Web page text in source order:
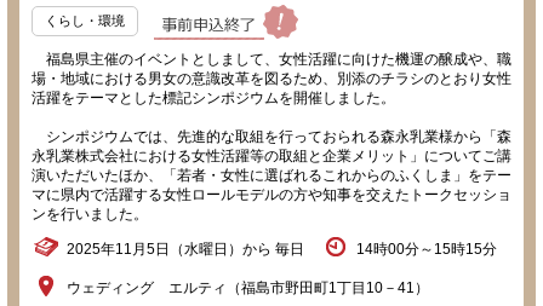
くらし・環境
福島県主催のイベントとしまして、女性活躍に向けた機運の醸成や、職
場・地域における男女の意識改革を図るため、別添のチラシのとおり女性
活躍をテーマとした標記シンポジウムを開催しました。
シンポジウムでは、先進的な取組を行っておられる森永乳業様から「森
永乳業株式会社における女性活躍等の取組と企業メリット」についてご講
演いただいたほか、「若者・女性に選ばれるこれからのふくしま」をテー
マに県内で活躍する女性ロールモデルの方や知事を交えたトークセッショ
ンを行いました。
2025年11月5日（水曜日）から 毎日 14時00分～15時15分
ウェディング エルティ（福島市野田町1丁目10－41）